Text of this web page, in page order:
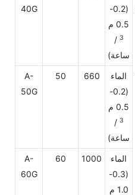
40G
(0.2-
0.5 م
3
/
ساعة)
A-
50G
50 660
الماء
(0.2-
0.5 م
3
/
ساعة)
A-
60G
60 1000
الماء
(0.3-
1.0 م